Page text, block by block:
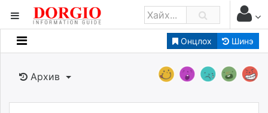
Онцлох Шинэ
Мэдээллийн
Банк санхүү
Бизнес ААН
Архив